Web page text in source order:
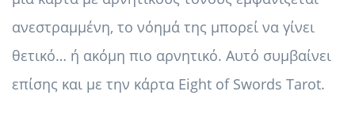
ανεστραμμένη, το νόημά της μπορεί να γίνει
θετικό… ή ακόμη πιο αρνητικό. Αυτό συμβαίνει
επίσης και με την κάρτα Eight of Swords Tarot.